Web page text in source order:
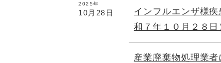
2025年
10月28日
インフルエンザ様
和７年１０月２８日
産業廃棄物処理業